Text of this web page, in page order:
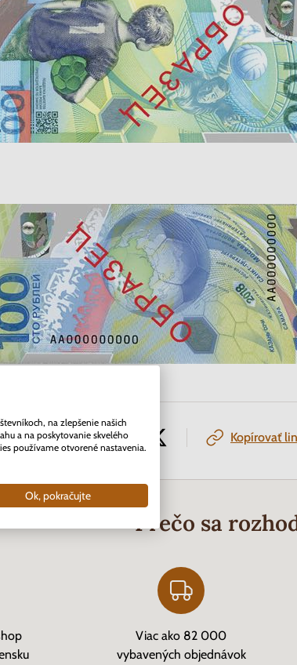
článok: Kopírovať
Prečo sa
Viac ako 82 000
vybavených objednávok
na zlepšenie našich
a na poskytovanie skvelého
používame otvorené nastavenia.
Ok, pokračujte